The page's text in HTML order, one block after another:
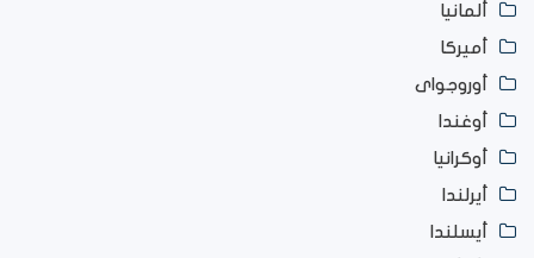
ألمانيا
أميركا
أوروجواى
أوغندا
أوكرانيا
أيرلندا
أيسلندا